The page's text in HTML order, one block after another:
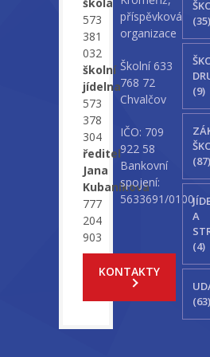
573
381
032
školní
jídelna
573
378
304
ředitel
Jana
Kubaníková
777
204
903
KONTAKTY
příspěvková
organizace
Školní 633
768 72
Chvalčov
IČO: 709
922 58
Bankovní
spojení:
5633691/0100
(35)
(9)
(87)
A
(4)
(63)